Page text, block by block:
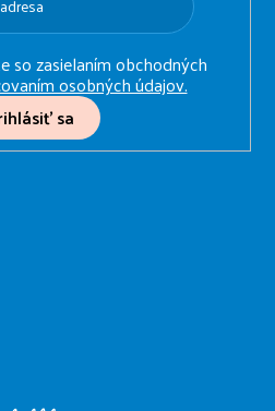
so zasielaním obchodných
osobných údajov.
sa